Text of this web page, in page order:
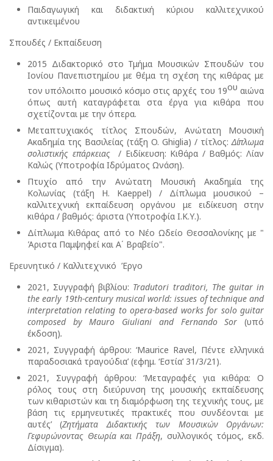
Παιδαγωγική και διδακτική κύριου καλλιτεχνικού
αντικειμένου
Σπουδές / Εκπαίδευση
2015 Διδακτορικό στο Τμήμα Μουσικών Σπουδών του
Ιονίου Πανεπιστημίου με θέμα τη σχέση της κιθάρας με
τον υπόλοιπο μουσικό κόσμο στις αρχές του 19ου αιώνα
όπως αυτή καταγράφεται στα έργα για κιθάρα που
σχετίζονται με την όπερα.
Μεταπτυχιακός τίτλος Σπουδών, Ανώτατη Μουσική
Ακαδημία της Βασιλείας (τάξη O. Ghiglia) / τίτλος:Δίπλωμα
σολιστικής επάρκειας/ Ειδίκευση: Κιθάρα / Βαθμός: Λίαν
Καλώς (Υποτροφία Ιδρύματος Ωνάση).
Πτυχίο από την Ανώτατη Μουσική Ακαδημία της
Κολωνίας (τάξη H. Kaeppel) / Δίπλωμα μουσικού –
καλλιτεχνική εκπαίδευση οργάνου με ειδίκευση στην
κιθάρα / βαθμός: άριστα (Υποτροφία Ι.Κ.Υ.).
Δίπλωμα Κιθάρας από το Νέο Ωδείο Θεσσαλονίκης με "
Άριστα Παμψηφεί και Α΄ Βραβείο".
Ερευνητικό / Καλλιτεχνικό Έργο
2021, Συγγραφή βιβλίου: Tradutori traditori, The guitar in
the early 19th-century musical world: issues of technique and
interpretation relating to opera-based works for solo guitar
composed by Mauro Giuliani and Fernando Sor (υπό
έκδοση).
2021, Συγγραφή άρθρου: ‘Maurice Ravel, Πέντε ελληνικά
παραδοσιακά τραγούδια’ (εφημ. ‘Εστία’ 31/3/21).
2021, Συγγραφή άρθρου: ‘Μεταγραφές για κιθάρα: Ο
ρόλος τους στη διεύρυνση της μουσικής εκπαίδευσης
των κιθαριστών και τη διαμόρφωση της τεχνικής τους, με
βάση τις ερμηνευτικές πρακτικές που συνδέονται με
αυτές’ (Ζητήματα Διδακτικής των Μουσικών Οργάνων:
Γεφυρώνοντας Θεωρία και Πράξη, συλλογικός τόμος, εκδ.
Δίσιγμα).